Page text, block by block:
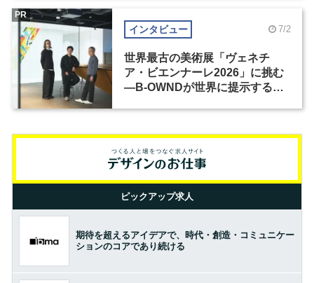
インタビュー 7/2
世界最古の美術展「ヴェネチ
ア・ビエンナーレ2026」に挑む
―B-OWNDが世界に提示する美
PR
ピックアップ求人
期待を超えるアイデアで、時代・創造・コミュニケー
ションのコアであり続ける